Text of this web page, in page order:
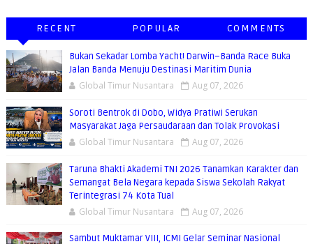
RECENT POPULAR COMMENTS
Bukan Sekadar Lomba Yacht! Darwin–Banda Race Buka
Jalan Banda Menuju Destinasi Maritim Dunia
Global Timur Nusantara Aug 07, 2026
Soroti Bentrok di Dobo, Widya Pratiwi Serukan
Masyarakat Jaga Persaudaraan dan Tolak Provokasi
Global Timur Nusantara Aug 07, 2026
Taruna Bhakti Akademi TNI 2026 Tanamkan Karakter dan
Semangat Bela Negara kepada Siswa Sekolah Rakyat
Terintegrasi 74 Kota Tual
Global Timur Nusantara Aug 07, 2026
Sambut Muktamar VIII, ICMI Gelar Seminar Nasional